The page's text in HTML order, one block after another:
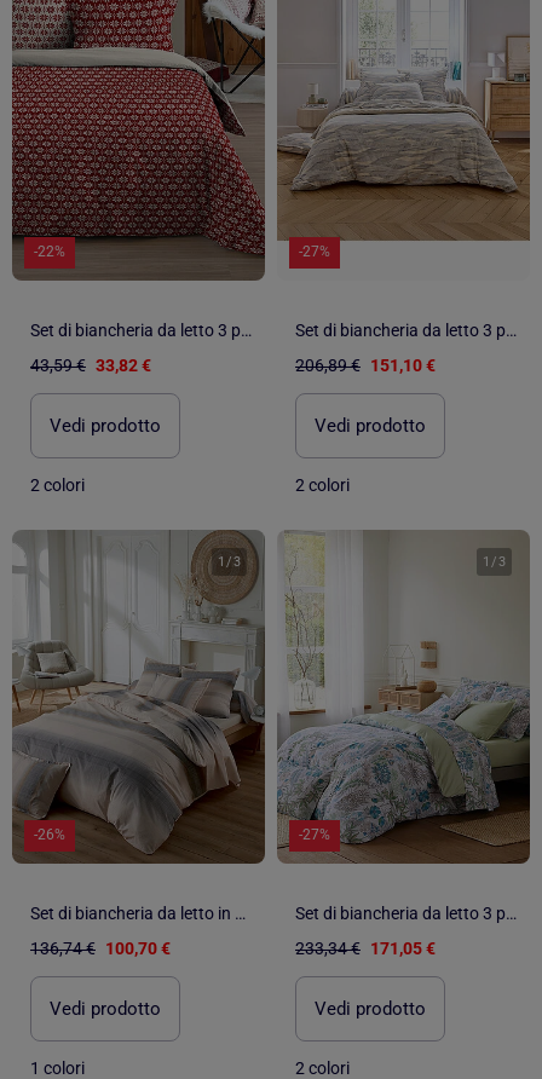
-22%
Set di biancheria da letto 3 pezzi in cotone stile chalet
43,59 € 33,82 €
Vedi prodotto
2 colori
-27%
Set di biancheria da letto 3 pezzi in cotone con motivo a onde + federe
206,89 € 151,10 €
Vedi prodotto
2 colori
1 /3
-26%
Set di biancheria da letto in percalle di cotone a righe 3 pezzi, copertina e federe
136,74 € 100,70 €
Vedi prodotto
1 colori
1 /3
-27%
Set di biancheria da letto 3 pezzi, fodera in raso di cotone + federe
233,34 € 171,05 €
Vedi prodotto
2 colori